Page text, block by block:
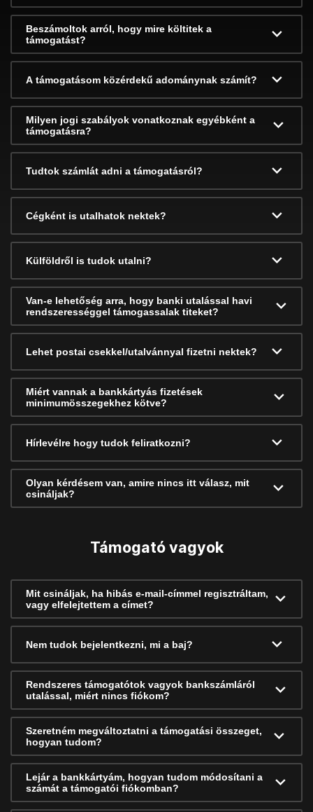
Beszámoltok arról, hogy mire költitek a
támogatást?
A támogatásom közérdekű adománynak számít?
Milyen jogi szabályok vonatkoznak egyébként a
támogatásra?
Tudtok számlát adni a támogatásról?
Cégként is utalhatok nektek?
Külföldről is tudok utalni?
Van-e lehetőség arra, hogy banki utalással havi
rendszerességgel támogassalak titeket?
Lehet postai csekkel/utalvánnyal fizetni nektek?
Miért vannak a bankkártyás fizetések
minimumösszegekhez kötve?
Hírlevélre hogy tudok feliratkozni?
Olyan kérdésem van, amire nincs itt válasz, mit
csináljak?
Támogató vagyok
Mit csináljak, ha hibás e-mail-címmel regisztráltam,
vagy elfelejtettem a címet?
Nem tudok bejelentkezni, mi a baj?
Rendszeres támogatótok vagyok bankszámláról
utalással, miért nincs fiókom?
Szeretném megváltoztatni a támogatási összeget,
hogyan tudom?
Lejár a bankkártyám, hogyan tudom módosítani a
számát a támogatói fiókomban?